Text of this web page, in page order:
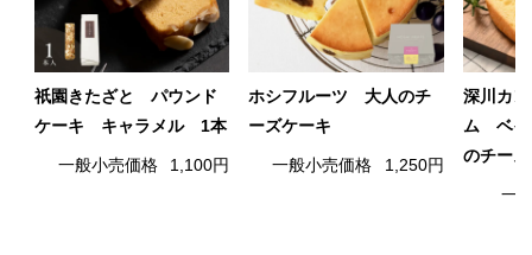
祇園きたざと パウンド
ケーキ キャラメル 1本
一般小売価格 1,100円
ホシフルーツ 大人のチ
ーズケーキ
一般小売価格 1,250円
深川カ
ム ベイ
のチー
一